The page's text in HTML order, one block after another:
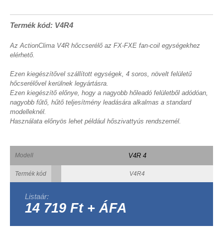
Termék kód: V4R4
Az ActionClima V4R hőccserélő az FX-FXE fan-coil egységekhez
elérhető.
Ezen kiegészítővel szállított egységek, 4 soros, növelt felületű
hőcserélővel kerülnek legyártásra.
Ezen kiegészítő előnye, hogy a nagyobb hőleadó felületből adódóan,
nagyobb fűtő, hűtő teljesítmény leadására alkalmas a standard
modelleknél.
Használata előnyös lehet például hőszivattyús rendszernél.
Modell V4R 4
Termék kód V4R4
Listaár:
14 719 Ft + ÁFA